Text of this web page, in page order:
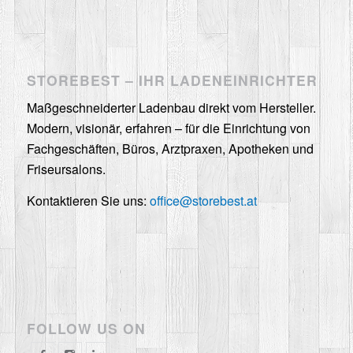
STOREBEST – IHR LADENEINRICHTER
Maßgeschneiderter Ladenbau direkt vom Hersteller.
Modern, visionär, erfahren – für die Einrichtung von
Fachgeschäften, Büros, Arztpraxen, Apotheken und
Friseursalons.
Kontaktieren Sie uns: office@storebest.at
FOLLOW US ON